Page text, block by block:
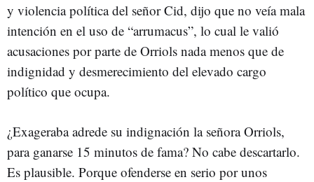
y violencia política del señor Cid, dijo que no veía mala
intención en el uso de “arrumacus”, lo cual le valió
acusaciones por parte de Orriols nada menos que de
indignidad y desmerecimiento del elevado cargo
político que ocupa.
¿Exageraba adrede su indignación la señora Orriols,
para ganarse 15 minutos de fama? No cabe descartarlo.
Es plausible. Porque ofenderse en serio por unos